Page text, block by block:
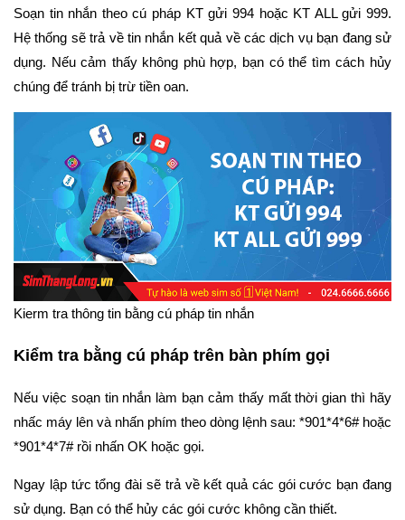
Soạn tin nhắn theo cú pháp KT gửi 994 hoặc KT ALL gửi 999.
Hệ thống sẽ trả về tin nhắn kết quả về các dịch vụ bạn đang sử
dụng. Nếu cảm thấy không phù hợp, bạn có thể tìm cách hủy
chúng để tránh bị trừ tiền oan.
Kierm tra thông tin bằng cú pháp tin nhắn
Kiểm tra bằng cú pháp trên bàn phím gọi
Nếu việc soạn tin nhắn làm bạn cảm thấy mất thời gian thì hãy
nhấc máy lên và nhấn phím theo dòng lệnh sau: *901*4*6# hoặc
*901*4*7# rồi nhấn OK hoặc gọi.
Ngay lập tức tổng đài sẽ trả về kết quả các gói cước bạn đang
sử dụng. Bạn có thể hủy các gói cước không cần thiết.